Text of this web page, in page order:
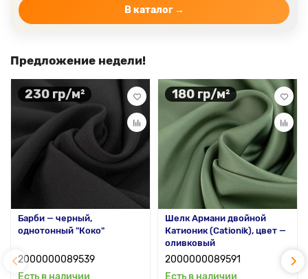
Цвет ткани бежевый
В каталог →
Предложение недели!
230 гр/м²
Барби — черный,
однотонный "Коко"
2000000089539
Есть в наличии
180 гр/м²
Шелк Армани двойной
Катионик (Cationik), цвет —
оливковый
2000000089591
Есть в наличии